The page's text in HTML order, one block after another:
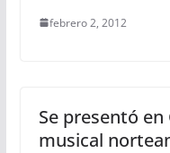
febrero 2, 2012
Se presentó
musical